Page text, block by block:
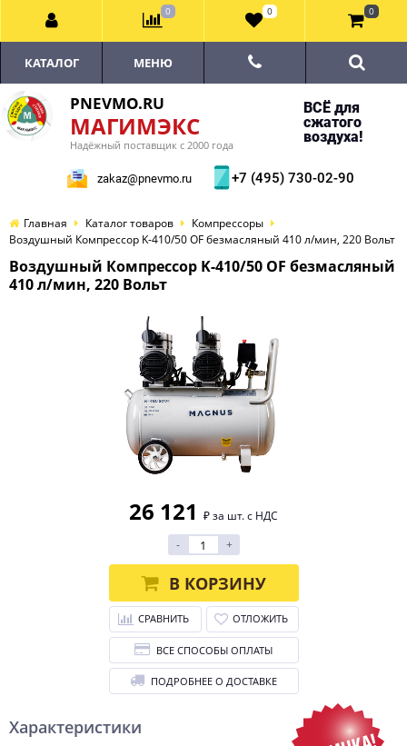
PNEVMO.RU
МАГИМЭКС
Надёжный поставщик с 2000 года
ВСЁ для
сжатого
воздуха!
zakaz@pnevmo.ru +7 (495) 730-02-90
КАТАЛОГ МЕНЮ
Главная Каталог товаров
Компрессоры
Воздушный Компрессор K-410/50 OF безмасляный 410 л/мин, 220 Вольт
Воздушный Компрессор K-410/50 OF безмасляный
410 л/мин, 220 Вольт
Характеристики
26 121 ₽ за шт. с НДС
-
+
В КОРЗИНУ
СРАВНИТЬ ОТЛОЖИТЬ
ВСЕ СПОСОБЫ ОПЛАТЫ
ПОДРОБНЕЕ О ДОСТАВКЕ
0 0 0